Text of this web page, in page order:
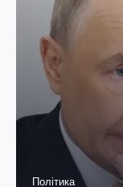
Політика